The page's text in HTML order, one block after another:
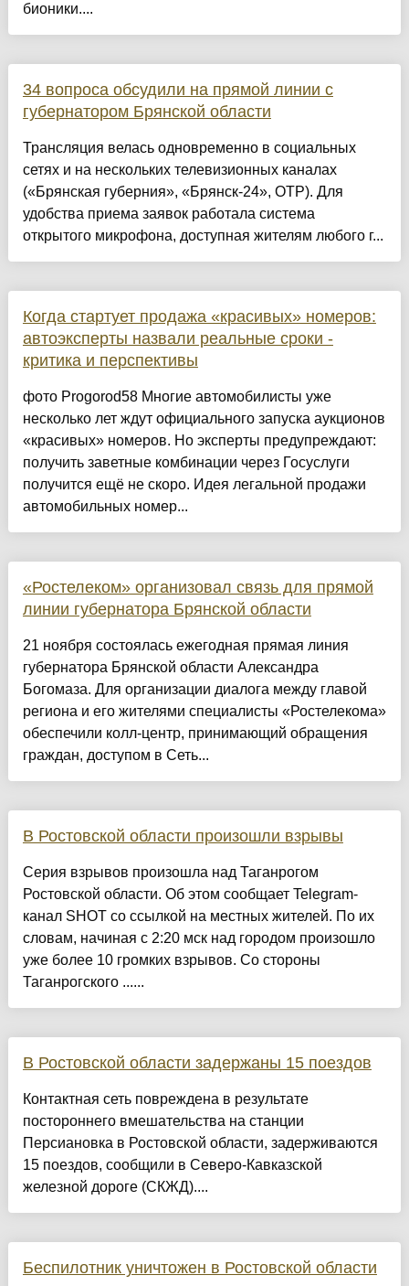
бионики....
34 вопроса обсудили на прямой линии с
губернатором Брянской области
Трансляция велась одновременно в социальных
сетях и на нескольких телевизионных каналах
(«Брянская губерния», «Брянск-24», ОТР). Для
удобства приема заявок работала система
открытого микрофона, доступная жителям любого г...
Когда стартует продажа «красивых» номеров:
автоэксперты назвали реальные сроки -
критика и перспективы
фото Progorod58 Многие автомобилисты уже
несколько лет ждут официального запуска аукционов
«красивых» номеров. Но эксперты предупреждают:
получить заветные комбинации через Госуслуги
получится ещё не скоро. Идея легальной продажи
автомобильных номер...
«Ростелеком» организовал связь для прямой
линии губернатора Брянской области
21 ноября состоялась ежегодная прямая линия
губернатора Брянской области Александра
Богомаза. Для организации диалога между главой
региона и его жителями специалисты «Ростелекома»
обеспечили колл-центр, принимающий обращения
граждан, доступом в Сеть...
В Ростовской области произошли взрывы
Серия взрывов произошла над Таганрогом
Ростовской области. Об этом сообщает Telegram-
канал SHOT со ссылкой на местных жителей. По их
словам, начиная с 2:20 мск над городом произошло
уже более 10 громких взрывов. Со стороны
Таганрогского ......
В Ростовской области задержаны 15 поездов
Контактная сеть повреждена в результате
постороннего вмешательства на станции
Персиановка в Ростовской области, задерживаются
15 поездов, сообщили в Северо-Кавказской
железной дороге (СКЖД)....
Беспилотник уничтожен в Ростовской области